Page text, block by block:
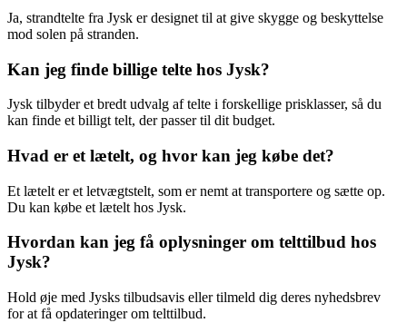
Ja, strandtelte fra Jysk er designet til at give skygge og beskyttelse
mod solen på stranden.
Kan jeg finde billige telte hos Jysk?
Jysk tilbyder et bredt udvalg af telte i forskellige prisklasser, så du
kan finde et billigt telt, der passer til dit budget.
Hvad er et lætelt, og hvor kan jeg købe det?
Et lætelt er et letvægtstelt, som er nemt at transportere og sætte op.
Du kan købe et lætelt hos Jysk.
Hvordan kan jeg få oplysninger om telttilbud hos
Jysk?
Hold øje med Jysks tilbudsavis eller tilmeld dig deres nyhedsbrev
for at få opdateringer om telttilbud.